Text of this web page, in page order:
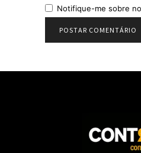
Notifique-me sobre